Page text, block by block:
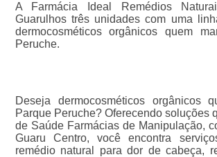
A Farmácia Ideal Remédios
Guarulhos três unidades com uma
dermocosméticos orgânicos quem
Peruche.
Deseja dermocosméticos orgânicos
Parque Peruche? Oferecendo soluções
de Saúde Farmácias de Manipulação,
Guaru Centro, você encontra
remédio natural para dor de cabeça,